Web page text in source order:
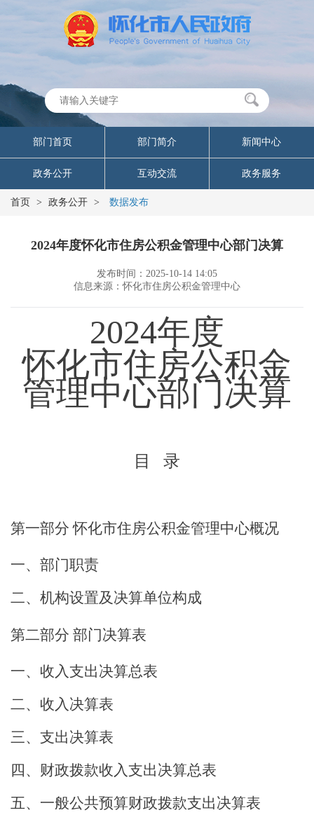
部门首页 部门简介 新闻中心
政务公开 互动交流 政务服务
首页 > 政务公开 > 数据发布
2024年度怀化市住房公积金管理中心部门决算
发布时间：2025-10-14 14:05
信息来源：怀化市住房公积金管理中心
2024年度
怀化市住房公积金
管理中心部门决算
目 录
第一部分 怀化市住房公积金管理中心概况
一、部门职责
二、机构设置及决算单位构成
第二部分 部门决算表
一、收入支出决算总表
二、收入决算表
三、支出决算表
四、财政拨款收入支出决算总表
五、一般公共预算财政拨款支出决算表